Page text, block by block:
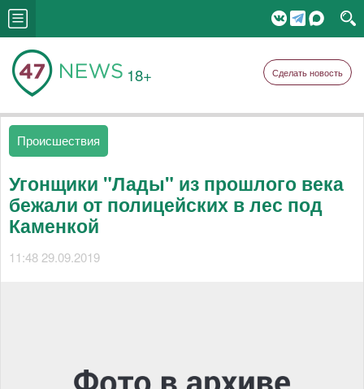
18+ Сделать новость
Происшествия
Угонщики "Лады" из прошлого века
бежали от полицейских в лес под
Каменкой
11:48 29.09.2019